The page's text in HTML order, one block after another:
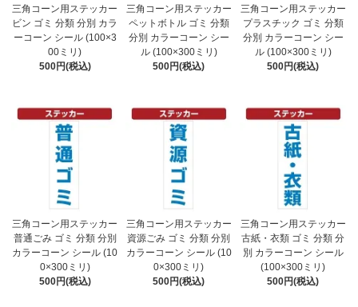
三角コーン用ステッカー
ビン ゴミ 分類 分別 カラ
ーコーン シール (100×3
00ミリ)
500円(税込)
三角コーン用ステッカー
ペットボトル ゴミ 分類
分別 カラーコーン シー
ル (100×300ミリ)
500円(税込)
三角コーン用ステッカー
プラスチック ゴミ 分類
分別 カラーコーン シー
ル (100×300ミリ)
500円(税込)
三角コーン用ステッカー
普通ごみ ゴミ 分類 分別
カラーコーン シール (10
0×300ミリ)
500円(税込)
三角コーン用ステッカー
資源ごみ ゴミ 分類 分別
カラーコーン シール (10
0×300ミリ)
500円(税込)
三角コーン用ステッカー
古紙・衣類 ゴミ 分類 分
別 カラーコーン シール
(100×300ミリ)
500円(税込)